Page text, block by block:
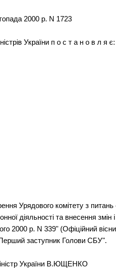
2000 р. N 1723
України п о с т а н о в л я є:
Урядового комітету з
діяльності та внесення
2000 р. N 339" (Офіційний
заступник Голови СБУ".
України В.ЮЩЕНКО